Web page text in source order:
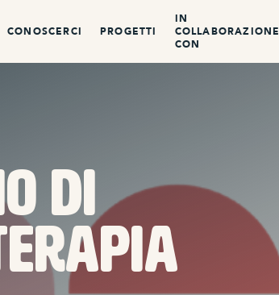
CONOSCERCI PROGETTI
IN
COLLABORAZIONE
CON
di